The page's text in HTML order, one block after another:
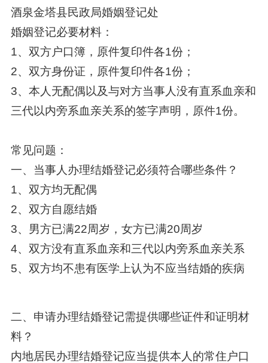
酒泉金塔县民政局婚姻登记处
婚姻登记必要材料：
1、双方户口簿，原件复印件各1份；
2、双方身份证，原件复印件各1份；
3、本人无配偶以及与对方当事人没有直系血亲和
三代以内旁系血亲关系的签字声明，原件1份。
常见问题：
一、当事人办理结婚登记必须符合哪些条件？
1、双方均无配偶
2、双方自愿结婚
3、男方已满22周岁，女方已满20周岁
4、双方没有直系血亲和三代以内旁系血亲关系
5、双方均不患有医学上认为不应当结婚的疾病
二、申请办理结婚登记需提供哪些证件和证明材
料？
内地居民办理结婚登记应当提供本人的常住户口